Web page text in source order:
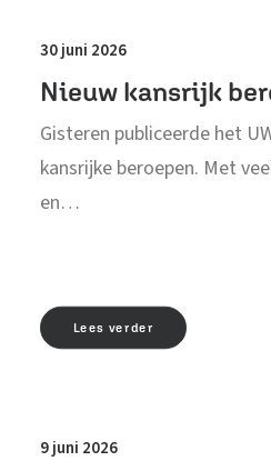
30 juni 2026
Nieuw kansrijk
Gisteren publiceerde het
kansrijke beroepen. Met
en…
Lees verder
9 juni 2026